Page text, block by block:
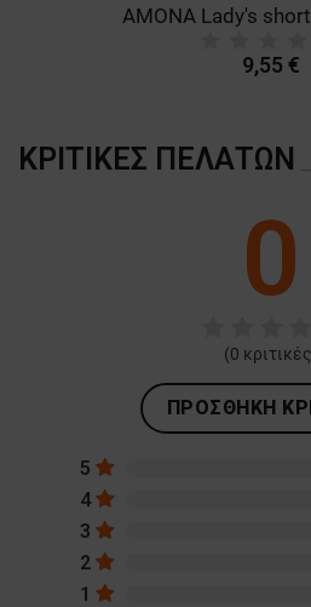
AMONA Lady's
9,55 €
ΚΡΙΤΙΚΈΣ ΠΕΛΑΤΏΝ
0
(0
ΠΡΟΣΘΉΚΗ
5
4
3
2
1